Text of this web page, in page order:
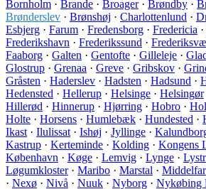
Bornholm · Brande · Broager· Brøndby ·
Brønderslev · Brønshøj · Charlottenlund ·
Esbjerg · Farum · Fredensborg · Fredericia ·
Frederikshavn · Frederikssund ·
Faaborg · Galten · Gentofte · Gilleleje ·
Glostrup · Grenaa · Greve · Gribskov ·
Gråsten · Haderslev · Hadsten · Hadsund ·
Hedensted · Hellerup · Helsinge · Helsingør
Hillerød · Hinnerup · Hjørring · Hobro ·
Holte · Horsens · Humlebæk · Hundested ·
Ikast · Ilulissat · Ishøj · Jyllinge ·
Kastrup · Kerteminde · Kolding · Kongens
København · Køge · Lemvig · Lynge ·
Løgumkloster· Maribo · Marstal ·
· Nexø · Nivå · Nuuk · Nyborg · Nykøbing